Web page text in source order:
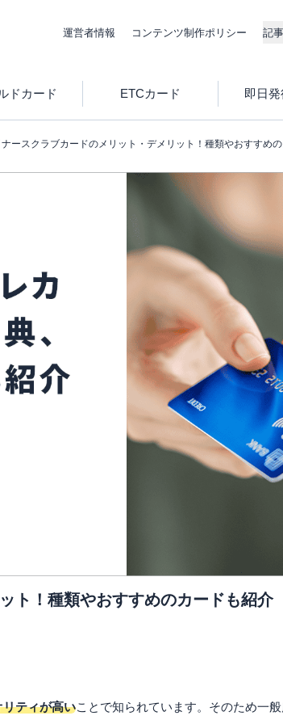
運営者情報 コンテンツ制作ポリシー 記
ドカード ETCカード 即日
ナースクラブカードのメリット・デメリット！種類やおすすめ
ト！種類やおすすめのカードも紹介
ティが高いことで知られています。そのため一